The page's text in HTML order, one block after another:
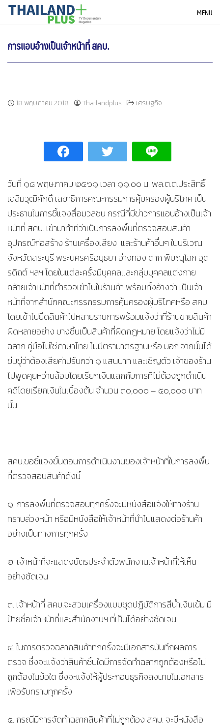
SkipTHAILANDPLUS NEWS MENU
การแอบอ้างเป็นเจ้าหน้าที่ สคบ.
18 พฤษภาคม 2018 Thailandplus เศรษฐกิจ
วันที่ ๑๘ พฤษภาคม ๒๕๖๑ เวลา ๑๑.๐๐ น. พล.ต.ต.ประสิทธิ์
เฉลิมวุฒิศักดิ์ เลขาธิการคณะกรรมการคุ้มครองผู้บริโภค เป็น
ประธานในการชี้แจงสื่อมวลชน กรณีที่มีข่าวการแอบอ้างเป็นเจ้า
หน้าที่ สคบ. เข้ามาทำทีว่าเป็นการลงพื้นที่ตรวจสอบสินค้า
อุปกรณ์ก่อสร้าง ร้านเครื่องเสียง และร้านค้าอื่นๆ ในบริเวณ
จังหวัดสระบุรี พระนครศรีอยุธยา อ่างทอง ตาก พิษณุโลก อุต
รดิถต์ ฯลฯ โดยในแต่ละครั้งมีบุคคลและกลุ่มบุคคลแต่งกาย
คล้ายเจ้าหน้าที่ตำรวจเข้าไปในร้านค้า พร้อมทั้งอ้างว่า เป็นเจ้า
หน้าที่จากสำนักคณะกรรกรรมการคุ้มครองผู้บริโภคหรือ สคบ.
โดยเข้าไปยึดสินค้าไปหลายรายการพร้อมแจ้งว่าที่ร้านขายสินค้า
ผิดหลายอย่าง บางชิ้นเป็นสินค้าที่ผิดกฎหมาย โดยแจ้งว่าไม่มี
ฉลาก คู่มือไม่ใช่ภาษาไทย ไม่มีตรามาตรฐานหรือ มอก.จากนั้นได้
ข่มขู่ว่าต้องเสียค่าปรับกว่า ๑ แสนบาท และเชิญตัว เจ้าของร้าน
ไปพูดคุยหว่านล้อมโดยเรียกเงินแลกกับการที่ไม่ต้องถูกดำเนิน
คดีโดยเรียกเงินในเบื้องต้น จำนวน ๓๐,๐๐๐ – ๕๐,๐๐๐ บาท
นั้น
สคบ.ขอชี้แจงขั้นตอนการดำเนินงานของเจ้าหน้าที่ในการลงพื้น
ที่ตรวจสอบสินค้าดังนี้
๑. การลงพื้นที่ตรวจสอบทุกครั้งจะมีหนังสือแจ้งให้ทางร้าน
ทราบล่วงหน้า หรือมีหนังสือให้เจ้าหน้าที่นำไปแสดงต่อร้านค้า
อย่างเป็นทางการทุกครั้ง
๒. เจ้าหน้าที่จะแสดงบัตรประจำตัวพนักงานเจ้าหน้าที่ให้เห็น
อย่างชัดเจน
๓. เจ้าหน้าที่ สคบ.จะสวมเครื่องแบบชุดปฏิบัติการสีน้ำเงินเข้ม มี
ป้ายชื่อเจ้าหน้าที่และสำนักงานฯ ที่เห็นได้อย่างชัดเจน
๔. ในการตรวจฉลากสินค้าทุกครั้งจะมีเอกสารบันทึกผลการ
ตรวจ ซึ่งจะแจ้งว่าสินค้าชิ้นใดมีการจัดทำฉลากถูกต้องหรือไม่
ถูกต้องในข้อใด ซึ่งจะแจ้งให้ผู้ประกอบธุรกิจลงนามในเอกสาร
เพื่อรับทราบทุกครั้ง
๕. กรณีมีการจัดทำฉลากสินค้าที่ไม่ถูกต้อง สคบ. จะมีหนังสือ